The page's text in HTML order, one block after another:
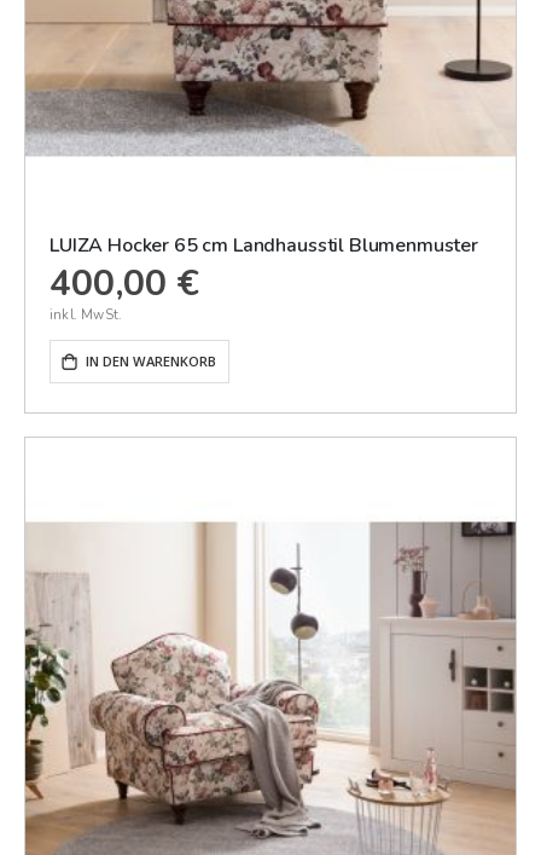
LUIZA Hocker 65 cm Landhausstil Blumenmuster
400,00 €
IN DEN WARENKORB